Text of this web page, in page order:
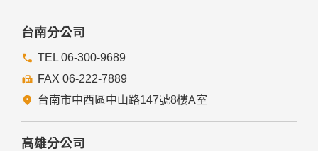
台南分公司
TEL 06-300-9689
FAX 06-222-7889
台南市中西區中山路147號8樓A室
高雄分公司